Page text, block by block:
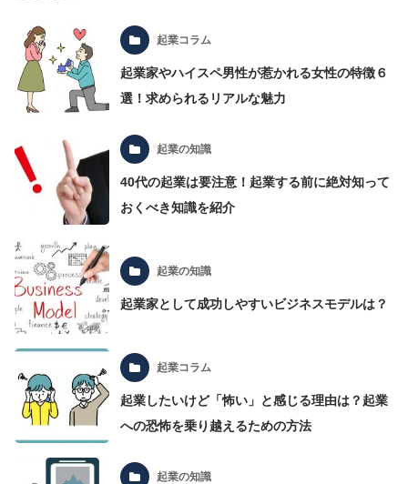
起業コラム
起業家やハイスペ男性が惹かれる女性の特徴６
選！求められるリアルな魅力
起業の知識
40代の起業は要注意！起業する前に絶対知って
おくべき知識を紹介
起業の知識
起業家として成功しやすいビジネスモデルは？
起業コラム
起業したいけど「怖い」と感じる理由は？起業
への恐怖を乗り越えるための方法
起業の知識